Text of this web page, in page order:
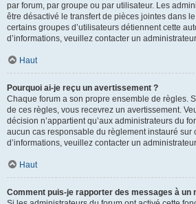
par forum, par groupe ou par utilisateur. Les
être désactivé le transfert de pièces jointes dans
certains groupes d’utilisateurs détiennent cette
d’informations, veuillez contacter un
Haut
Pourquoi ai-je reçu un avertissement ?
Chaque forum a son propre ensemble de règles.
de ces règles, vous recevrez un avertissement.
décision n’appartient qu’aux administrateurs du
aucun cas responsable du règlement instauré sur
d’informations, veuillez contacter un
Haut
Comment puis-je rapporter des messages à un